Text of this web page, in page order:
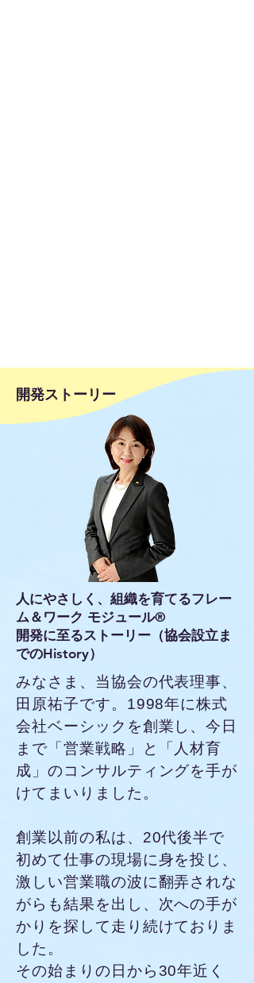
​開発ストーリー
人にやさしく、組織を育てるフレー
ム＆ワーク モジュール®
開発に至るストーリー（協会設立ま
でのHistory）
みなさま、当協会の代表理事、
田原祐子です。1998年に株式
会社ベーシックを創業し、今日
まで「営業戦略」と「人材育
成」のコンサルティングを手が
けてまいりました。
創業以前の私は、20代後半で
初めて仕事の現場に身を投じ、
激しい営業職の波に翻弄されな
がらも結果を出し、次への手が
かりを探して走り続けておりま
した。
その始まりの日から30年近く